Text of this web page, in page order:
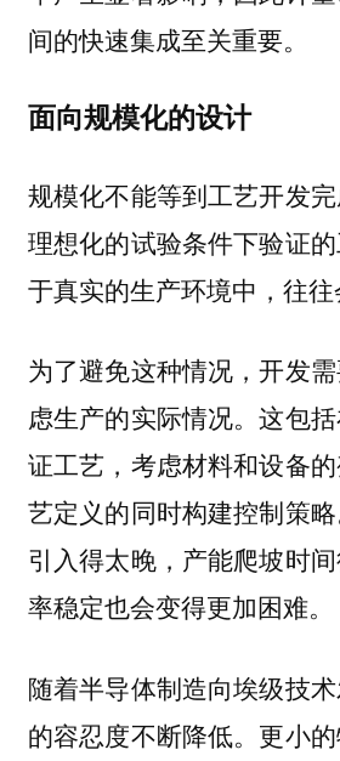
间的快速集成至关重要。
面向规模化的设计
规模化不能等到工艺开发
理想化的试验条件下验证
于真实的生产环境中，往往
为了避免这种情况，开发
虑生产的实际情况。这包
证工艺，考虑材料和设备
艺定义的同时构建控制策
引入得太晚，产能爬坡时
率稳定也会变得更加困难。
随着半导体制造向埃级技
的容忍度不断降低。更小